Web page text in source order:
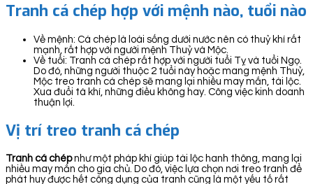
Tranh cá chép hợp với mệnh nào, tuổi nào
Về mệnh: Cá chép là loài sống dưới nước nên có thuỷ khí rất
mạnh, rất hợp với người mệnh Thuỷ và Mộc.
Về tuổi: Tranh cá chép rất hợp với người tuổi Tỵ và tuổi Ngọ.
Do đó, những người thuộc 2 tuổi này hoặc mang mệnh Thuỷ,
Mộc treo tranh cá chép sẽ mang lại nhiều may mắn, tài lộc.
Xua đuổi tà khí, những điều không hay. Công việc kinh doanh
thuận lợi.
Vị trí treo tranh cá chép
Tranh cá chépnhư một pháp khí giúp tài lộc hanh thông, mang lại
nhiều may mắn cho gia chủ. Do đó, việc lựa chọn nơi treo tranh để
phát huy được hết công dụng của tranh cũng là một yếu tố rất